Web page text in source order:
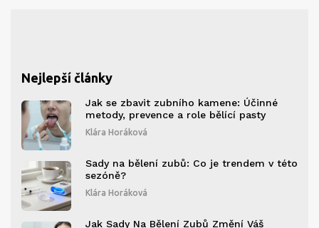
Nejlepší články
Jak se zbavit zubního kamene: Účinné
metody, prevence a role bělící pasty
Klára Horáková
Sady na bělení zubů: Co je trendem v této
sezóně?
Klára Horáková
Jak Sady Na Bělení Zubů Změní Váš